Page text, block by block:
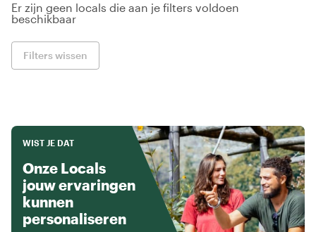
Er zijn geen locals die aan je filters voldoen
beschikbaar
Filters wissen
WIST JE DAT
Onze Locals
jouw ervaringen
kunnen
personaliseren